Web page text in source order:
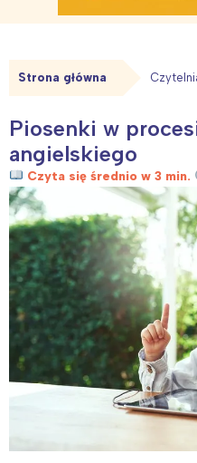
Strona główna
Piosenki w
angielskiego
Czyta się średnio w 3 min.